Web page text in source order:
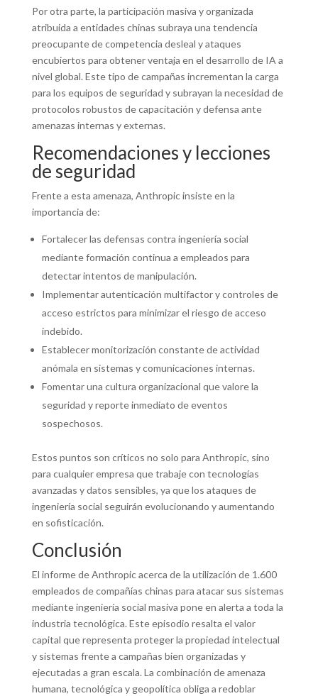
Por otra parte, la participación masiva y organizada
atribuida a entidades chinas subraya una tendencia
preocupante de competencia desleal y ataques
encubiertos para obtener ventaja en el desarrollo de IA a
nivel global. Este tipo de campañas incrementan la carga
para los equipos de seguridad y subrayan la necesidad de
protocolos robustos de capacitación y defensa ante
amenazas internas y externas.
Recomendaciones y lecciones
de seguridad
Frente a esta amenaza, Anthropic insiste en la
importancia de:
Fortalecer las defensas contra ingeniería social
mediante formación continua a empleados para
detectar intentos de manipulación.
Implementar autenticación multifactor y controles de
acceso estrictos para minimizar el riesgo de acceso
indebido.
Establecer monitorización constante de actividad
anómala en sistemas y comunicaciones internas.
Fomentar una cultura organizacional que valore la
seguridad y reporte inmediato de eventos
sospechosos.
Estos puntos son críticos no solo para Anthropic, sino
para cualquier empresa que trabaje con tecnologías
avanzadas y datos sensibles, ya que los ataques de
ingeniería social seguirán evolucionando y aumentando
en sofisticación.
Conclusión
El informe de Anthropic acerca de la utilización de 1.600
empleados de compañías chinas para atacar sus sistemas
mediante ingeniería social masiva pone en alerta a toda la
industria tecnológica. Este episodio resalta el valor
capital que representa proteger la propiedad intelectual
y sistemas frente a campañas bien organizadas y
ejecutadas a gran escala. La combinación de amenaza
humana, tecnológica y geopolítica obliga a redoblar